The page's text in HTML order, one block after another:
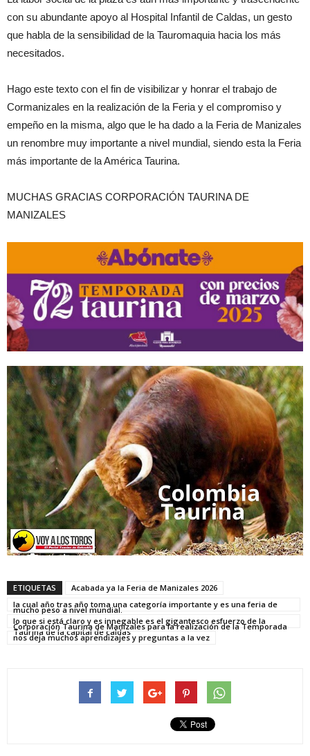
con su abundante apoyo al Hospital Infantil de Caldas, un gesto
que habla de la sensibilidad de la Tauromaquia hacia los más
necesitados.
Hago este texto con el fin de visibilizar y honrar el trabajo de
Cormanizales en la realización de la Feria y el compromiso y
empeño en la misma, algo que le ha dado a la Feria de Manizales
un renombre muy importante a nivel mundial, siendo esta la Feria
más importante de la América Taurina.
MUCHAS GRACIAS CORPORACIÓN TAURINA DE
MANIZALES
ETIQUETAS
Acabada ya la Feria de Manizales 2026
la cual año tras año toma una categoría importante y es una feria de
mucho peso a nivel mundial.
lo que si está claro y es innegable es el gigantesco esfuerzo de la
Corporación Taurina de Manizales para la realización de la Temporada
Taurina de la capital de caldas
nos deja muchos aprendizajes y preguntas a la vez